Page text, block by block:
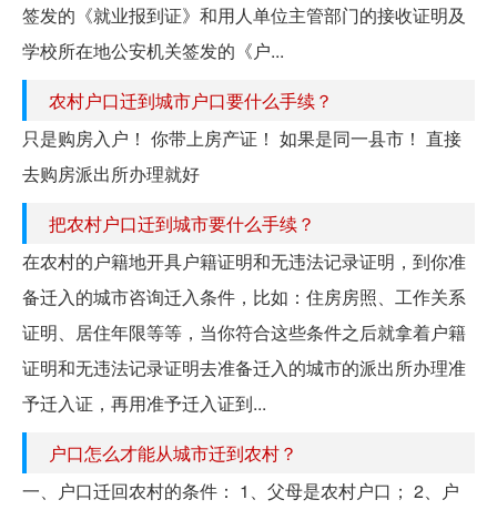
签发的《就业报到证》和用人单位主管部门的接收证明及
学校所在地公安机关签发的《户...
农村户口迁到城市户口要什么手续？
只是购房入户！ 你带上房产证！ 如果是同一县市！ 直接
去购房派出所办理就好
把农村户口迁到城市要什么手续？
在农村的户籍地开具户籍证明和无违法记录证明，到你准
备迁入的城市咨询迁入条件，比如：住房房照、工作关系
证明、居住年限等等，当你符合这些条件之后就拿着户籍
证明和无违法记录证明去准备迁入的城市的派出所办理准
予迁入证，再用准予迁入证到...
户口怎么才能从城市迁到农村？
一、户口迁回农村的条件： 1、父母是农村户口； 2、户